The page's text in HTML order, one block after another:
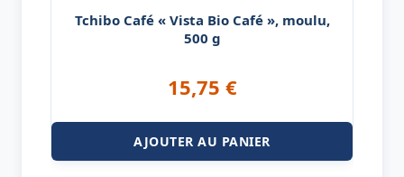
Tchibo Café « Vista Bio Café », moulu,
500 g
15,75 €
AJOUTER AU PANIER